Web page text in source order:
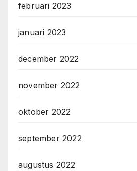
februari 2023
januari 2023
december 2022
november 2022
oktober 2022
september 2022
augustus 2022